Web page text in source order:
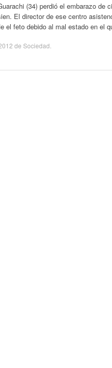
(34) perdió el embarazo de
El director de ese centro
el feto debido al mal estado en el
de Sociedad